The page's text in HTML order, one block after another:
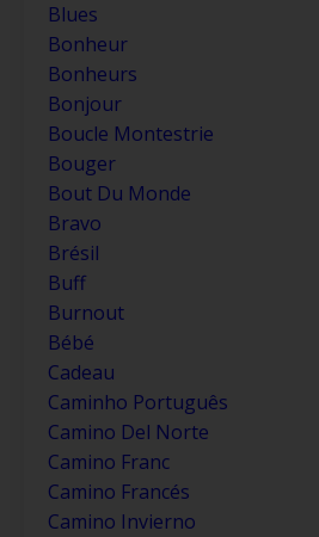
Blues
Bonheur
Bonheurs
Bonjour
Boucle Montestrie
Bouger
Bout Du Monde
Bravo
Brésil
Buff
Burnout
Bébé
Cadeau
Caminho Português
Camino Del Norte
Camino Franc
Camino Francés
Camino Invierno